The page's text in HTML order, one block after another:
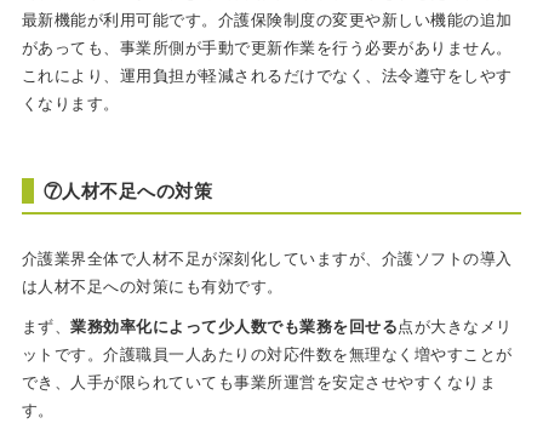
最新機能が利用可能です。介護保険制度の変更や新しい機能の追加
があっても、事業所側が手動で更新作業を行う必要がありません。
これにより、運用負担が軽減されるだけでなく、法令遵守をしやす
くなります。
⑦人材不足への対策
介護業界全体で人材不足が深刻化していますが、介護ソフトの導入
は人材不足への対策にも有効です。
まず、業務効率化によって少人数でも業務を回せる 点が大きなメリ
ットです。介護職員一人あたりの対応件数を無理なく増やすことが
でき、人手が限られていても事業所運営を安定させやすくなりま
す。